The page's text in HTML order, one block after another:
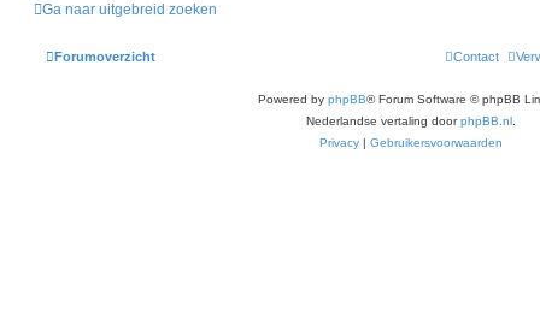
Ga naar uitgebreid zoeken
Forumoverzicht Contact
Powered by phpBB® Forum Software © phpBB
Nederlandse vertaling doorphpBB.nl.
Privacy| Gebruikersvoorwaarden